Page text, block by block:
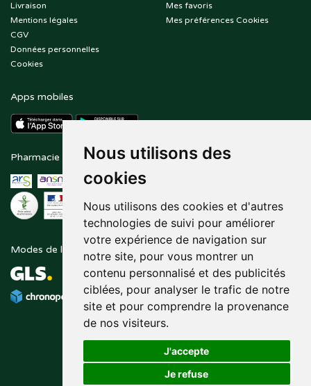
Nous utilisons des
cookies
Nous utilisons des cookies et d'autres
technologies de suivi pour améliorer
votre expérience de navigation sur
notre site, pour vous montrer un
contenu personnalisé et des publicités
ciblées, pour analyser le trafic de notre
site et pour comprendre la provenance
de nos visiteurs.
J'accepte
Je refuse
Livraison
Mentions légales
CGV
Données personnelles
Cookies
Mes favoris
Mes préférences Cookies
Apps mobiles
Pharmacie en ligne agréée Paiement sécurisé
Modes de livraison Suivez-nous sur